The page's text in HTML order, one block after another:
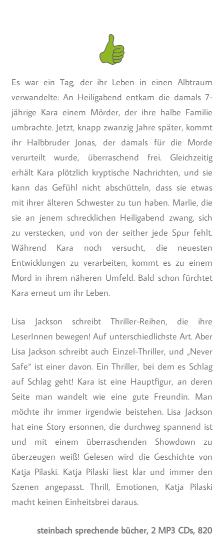
Es war ein Tag, der ihr Leben in einen Albtraum
verwandelte: An Heiligabend entkam die damals 7-
jährige Kara einem Mörder, der ihre halbe Familie
umbrachte. Jetzt, knapp zwanzig Jahre später, kommt
ihr Halbbruder Jonas, der damals für die Morde
verurteilt wurde, überraschend frei. Gleichzeitig
erhält Kara plötzlich kryptische Nachrichten, und sie
kann das Gefühl nicht abschütteln, dass sie etwas
mit ihrer älteren Schwester zu tun haben. Marlie, die
sie an jenem schrecklichen Heiligabend zwang, sich
zu verstecken, und von der seither jede Spur fehlt.
Während Kara noch versucht, die neuesten
Entwicklungen zu verarbeiten, kommt es zu einem
Mord in ihrem näheren Umfeld. Bald schon fürchtet
Kara erneut um ihr Leben.
Lisa Jackson schreibt Thriller-Reihen, die ihre
LeserInnen bewegen! Auf unterschiedlichste Art. Aber
Lisa Jackson schreibt auch Einzel-Thriller, und „Never
Safe“ ist einer davon. Ein Thriller, bei dem es Schlag
auf Schlag geht! Kara ist eine Hauptfigur, an deren
Seite man wandelt wie eine gute Freundin. Man
möchte ihr immer irgendwie beistehen. Lisa Jackson
hat eine Story ersonnen, die durchweg spannend ist
und mit einem überraschenden Showdown zu
überzeugen weiß! Gelesen wird die Geschichte von
Katja Pilaski. Katja Pilaski liest klar und immer den
Szenen angepasst. Thrill, Emotionen, Katja Pilaski
macht keinen Einheitsbrei daraus.
steinbach sprechende bücher, 2 MP3 CDs, 820